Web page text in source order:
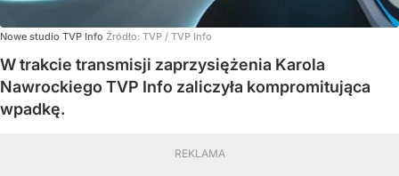
Nowe studio TVP Info Źródło: TVP / TVP Info
W trakcie transmisji zaprzysiężenia Karola
Nawrockiego TVP Info zaliczyła kompromitująca
wpadkę.